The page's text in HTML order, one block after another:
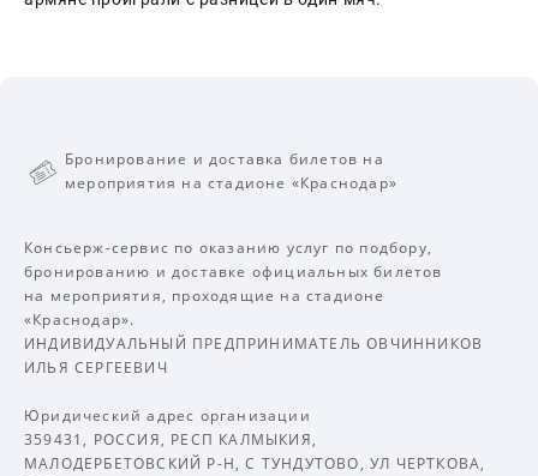
Бронирование и доставка билетов на
мероприятия на стадионе «Краснодар»
Консьерж-сервис по оказанию услуг по подбору,
бронированию и доставке официальных билетов
на мероприятия, проходящие на стадионе
«Краснодар».
ИНДИВИДУАЛЬНЫЙ ПРЕДПРИНИМАТЕЛЬ ОВЧИННИКОВ
ИЛЬЯ СЕРГЕЕВИЧ
Юридический адрес организации
359431, РОССИЯ, РЕСП КАЛМЫКИЯ,
МАЛОДЕРБЕТОВСКИЙ Р-Н, С ТУНДУТОВО, УЛ ЧЕРТКОВА,